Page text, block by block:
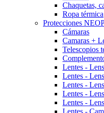
Chaquetas,
Ropa térmica
Protecciones
Cámaras
Camaras +
Telescopios
Lentes -
Lentes -
Lentes -
Lentes -
Lentes -
Lentes -